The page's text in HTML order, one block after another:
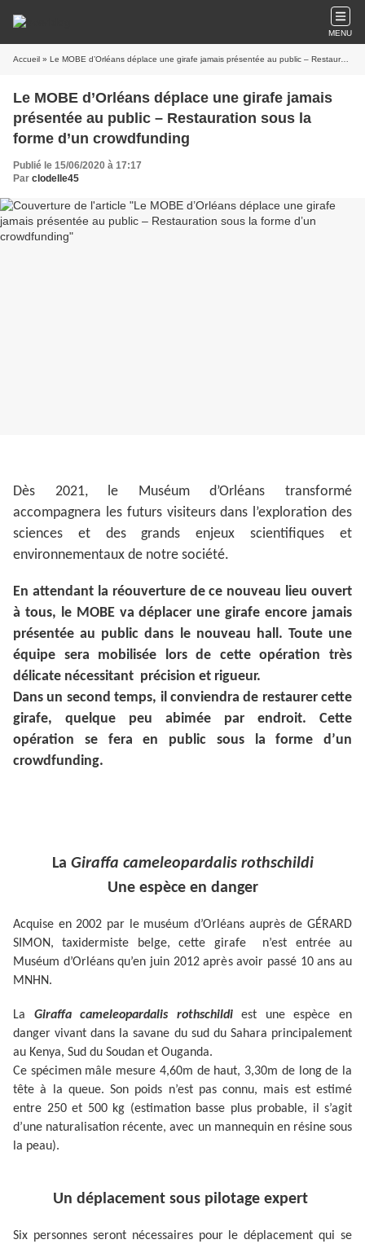
MENU
Accueil » Le MOBE d’Orléans déplace une girafe jamais présentée au public – Restauration sous la forme d’un crowdfunding
Le MOBE d’Orléans déplace une girafe jamais
présentée au public – Restauration sous la
forme d’un crowdfunding
Publié le 15/06/2020 à 17:17
Par clodelle45
Dès 2021, le Muséum d’Orléans transformé
accompagnera les futurs visiteurs dans l’exploration des
sciences et des grands enjeux scientifiques et
environnementaux de notre société.
En attendant la réouverture de ce nouveau lieu ouvert
à tous, le MOBE va déplacer une girafe encore jamais
présentée au public dans le nouveau hall. Toute une
équipe sera mobilisée lors de cette opération très
délicate nécessitant précision et rigueur.
Dans un second temps, il conviendra de restaurer cette
girafe, quelque peu abimée par endroit. Cette
opération se fera en public sous la forme d’un
crowdfunding.
La Giraffa cameleopardalis rothschildi
Une espèce en danger
Acquise en 2002 par le muséum d’Orléans auprès de GÉRARD
SIMON, taxidermiste belge, cette girafe n’est entrée au
Muséum d’Orléans qu’en juin 2012 après avoir passé 10 ans au
MNHN.
La Giraffa cameleopardalis rothschildiest une espèce en
danger vivant dans la savane du sud du Sahara principalement
au Kenya, Sud du Soudan et Ouganda.
Ce spécimen mâle mesure 4,60m de haut, 3,30m de long de la
tête à la queue. Son poids n’est pas connu, mais est estimé
entre 250 et 500 kg (estimation basse plus probable, il s’agit
d’une naturalisation récente, avec un mannequin en résine sous
la peau).
Un déplacement sous pilotage expert
Six personnes seront nécessaires pour le déplacement qui se